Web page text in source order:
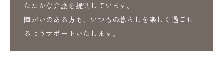
たたかな介護を提供しています。
障がいのある方も、いつもの暮らしを楽しく過ごせ
るようサポートいたします。